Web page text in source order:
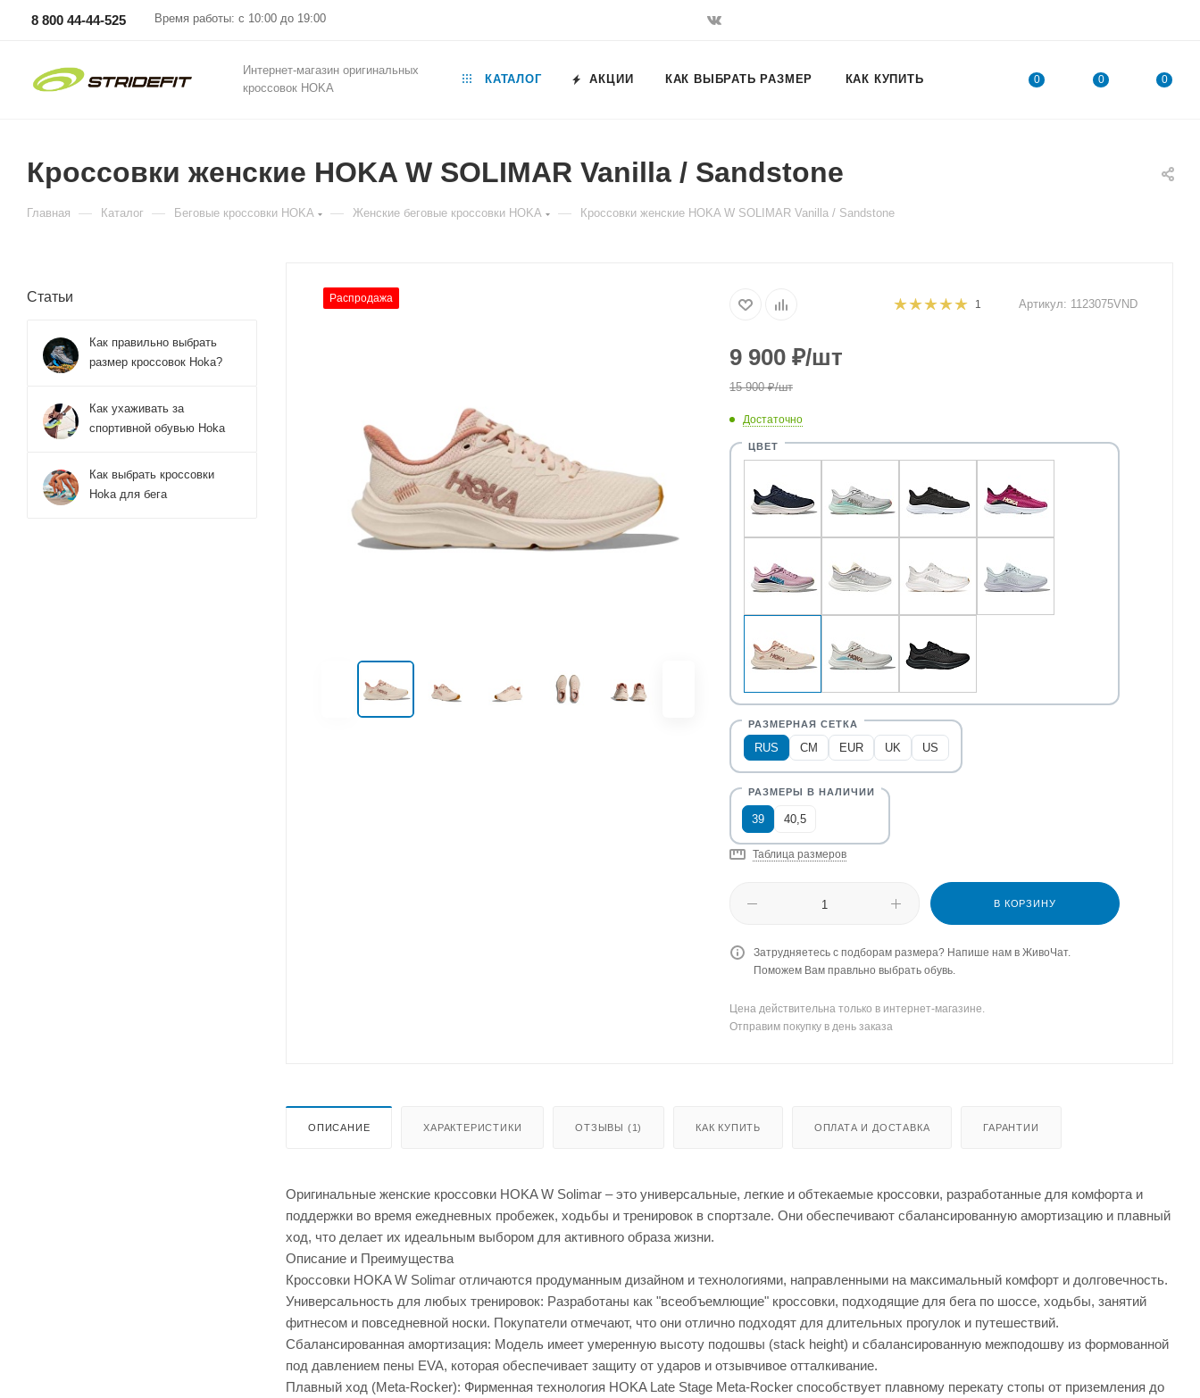
8 800 44-44-525 Время работы: с 10:00 до 19:00
0 0 0
Интернет-магазин оригинальных
кроссовок HOKA
КАТАЛОГ АКЦИИ КАК ВЫБРАТЬ РАЗМЕР КАК КУПИТЬ
Кроссовки женские HOKA W SOLIMAR Vanilla / Sandstone
Главная — Каталог — Беговые кроссовки HOKA — Женские беговые кроссовки HOKA — Кроссовки женские HOKA W SOLIMAR Vanilla / Sandstone
Распродажа 1 Артикул: 1123075VND
9 900 ₽/шт
15 900₽/шт
Достаточно
RUS CM EUR UK US
39 40,5
Таблица размеров
В КОРЗИНУ
Затрудняетесь с подборам размера? Напише нам в ЖивоЧат.
Поможем Вам правльно выбрать обувь.
Цена действительна только в интернет-магазине.
Отправим покупку в день заказа
ОПИСАНИЕ ХАРАКТЕРИСТИКИ ОТЗЫВЫ (1) КАК КУПИТЬ ОПЛАТА И ДОСТАВКА ГАРАНТИИ
Оригинальные женские кроссовки HOKA W Solimar – это универсальные, легкие и обтекаемые кроссовки, разработанные для комфорта и
поддержки во время ежедневных пробежек, ходьбы и тренировок в спортзале. Они обеспечивают сбалансированную амортизацию и плавный
ход, что делает их идеальным выбором для активного образа жизни.
Описание и Преимущества
Кроссовки HOKA W Solimar отличаются продуманным дизайном и технологиями, направленными на максимальный комфорт и долговечность.
Универсальность для любых тренировок: Разработаны как "всеобъемлющие" кроссовки, подходящие для бега по шоссе, ходьбы, занятий
фитнесом и повседневной носки. Покупатели отмечают, что они отлично подходят для длительных прогулок и путешествий.
Сбалансированная амортизация: Модель имеет умеренную высоту подошвы (stack height) и сбалансированную межподошву из формованной
под давлением пены EVA, которая обеспечивает защиту от ударов и отзывчивое отталкивание.
Плавный ход (Meta-Rocker): Фирменная технология HOKA Late Stage Meta-Rocker способствует плавному перекату стопы от приземления до
Статьи
Как правильно выбрать
размер кроссовок Hoka?
Как ухаживать за
спортивной обувью Hoka
Как выбрать кроссовки
Hoka для бега